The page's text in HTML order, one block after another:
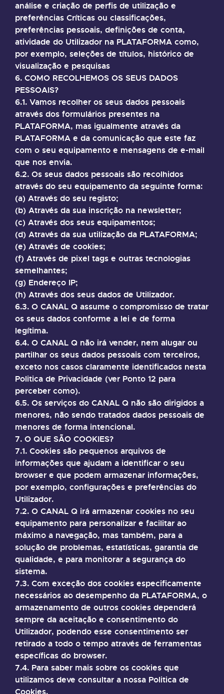
análise e criação de perfis de utilização e
preferências Críticas ou classificações,
preferências pessoais, definições de conta,
atividade do Utilizador na PLATAFORMA como,
por exemplo, seleções de títulos, histórico de
visualização e pesquisas
6. COMO RECOLHEMOS OS SEUS DADOS
PESSOAIS?
6.1. Vamos recolher os seus dados pessoais
através dos formulários presentes na
PLATAFORMA, mas igualmente através da
PLATAFORMA e da comunicação que este faz
com o seu equipamento e mensagens de e-mail
que nos envia.
6.2. Os seus dados pessoais são recolhidos
através do seu equipamento da seguinte forma:
(a) Através do seu registo;
(b) Através da sua inscrição na newsletter;
(c) Através dos seus equipamentos;
(d) Através da sua utilização da PLATAFORMA;
(e) Através de cookies;
(f) Através de pixel tags e outras tecnologias
semelhantes;
(g) Endereço IP;
(h) Através dos seus dados de Utilizador.
6.3. O CANAL Q assume o compromisso de tratar
os seus dados conforme a lei e de forma
legítima.
6.4. O CANAL Q não irá vender, nem alugar ou
partilhar os seus dados pessoais com terceiros,
exceto nos casos claramente identificados nesta
Politica de Privacidade (ver Ponto 12 para
perceber como).
6.5. Os serviços do CANAL Q não são dirigidos a
menores, não sendo tratados dados pessoais de
menores de forma intencional.
7. O QUE SÃO COOKIES?
7.1. Cookies são pequenos arquivos de
informações que ajudam a identificar o seu
browser e que podem armazenar informações,
por exemplo, configurações e preferências do
Utilizador.
7.2. O CANAL Q irá armazenar cookies no seu
equipamento para personalizar e facilitar ao
máximo a navegação, mas também, para a
solução de problemas, estatísticas, garantia de
qualidade, e para monitorar a segurança do
sistema.
7.3. Com exceção dos cookies especificamente
necessários ao desempenho da PLATAFORMA, o
armazenamento de outros cookies dependerá
sempre da aceitação e consentimento do
Utilizador, podendo esse consentimento ser
retirado a todo o tempo através de ferramentas
específicas do browser.
7.4. Para saber mais sobre os cookies que
utilizamos deve consultar a nossa Politica de
Cookies.